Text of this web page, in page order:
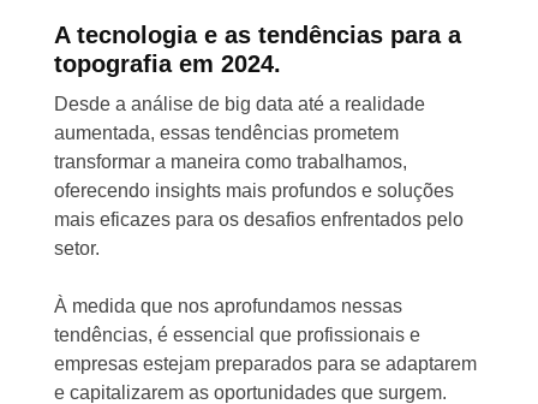
A tecnologia e as tendências para a
topografia em 2024.
Desde a análise de big data até a realidade
aumentada, essas tendências prometem
transformar a maneira como trabalhamos,
oferecendo insights mais profundos e soluções
mais eficazes para os desafios enfrentados pelo
setor.
À medida que nos aprofundamos nessas
tendências, é essencial que profissionais e
empresas estejam preparados para se adaptarem
e capitalizarem as oportunidades que surgem.